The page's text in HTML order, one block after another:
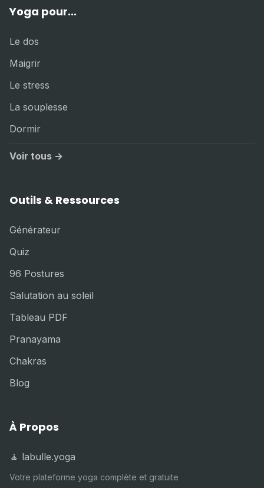
Yoga pour...
Le dos
Maigrir
Le stress
La souplesse
Dormir
Voir tous →
Outils & Ressources
Générateur
Quiz
96 Postures
Salutation au soleil
Tableau PDF
Pranayama
Chakras
Blog
À Propos
🧘 labulle.yoga
Votre plateforme yoga complète et gratuite